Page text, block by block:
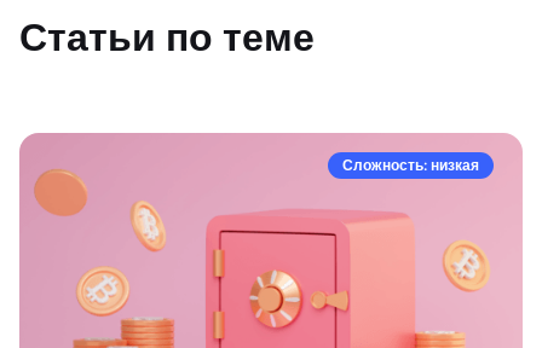
Статьи по теме
Сложность: низкая